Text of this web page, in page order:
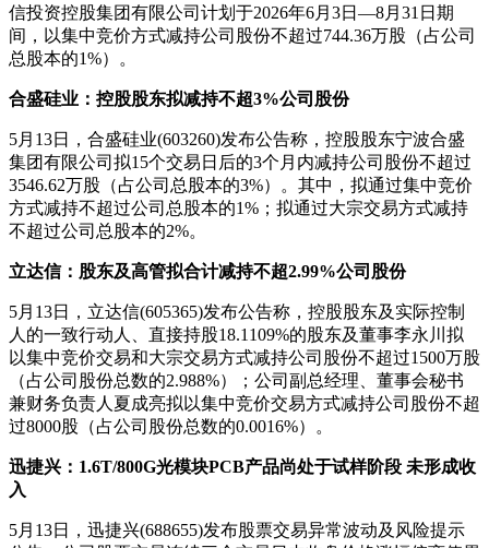
信投资控股集团有限公司计划于2026年6月3日—8月31日期
间，以集中竞价方式减持公司股份不超过744.36万股（占公司
总股本的1%）。
合盛硅业：控股股东拟减持不超3%公司股份
5月13日，合盛硅业(603260)发布公告称，控股股东宁波合盛
集团有限公司拟15个交易日后的3个月内减持公司股份不超过
3546.62万股（占公司总股本的3%）。其中，拟通过集中竞价
方式减持不超过公司总股本的1%；拟通过大宗交易方式减持
不超过公司总股本的2%。
立达信：股东及高管拟合计减持不超2.99%公司股份
5月13日，立达信(605365)发布公告称，控股股东及实际控制
人的一致行动人、直接持股18.1109%的股东及董事李永川拟
以集中竞价交易和大宗交易方式减持公司股份不超过1500万股
（占公司股份总数的2.988%）；公司副总经理、董事会秘书
兼财务负责人夏成亮拟以集中竞价交易方式减持公司股份不超
过8000股（占公司股份总数的0.0016%）。
迅捷兴：1.6T/800G光模块PCB产品尚处于试样阶段 未形成收
入
5月13日，迅捷兴(688655)发布股票交易异常波动及风险提示